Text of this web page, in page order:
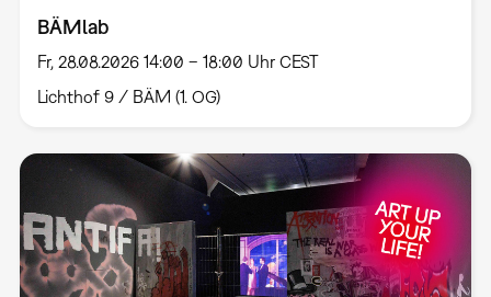
BÄMlab
Fr, 28.08.2026 14:00 – 18:00 Uhr CEST
Lichthof 9 / BÄM (1. OG)